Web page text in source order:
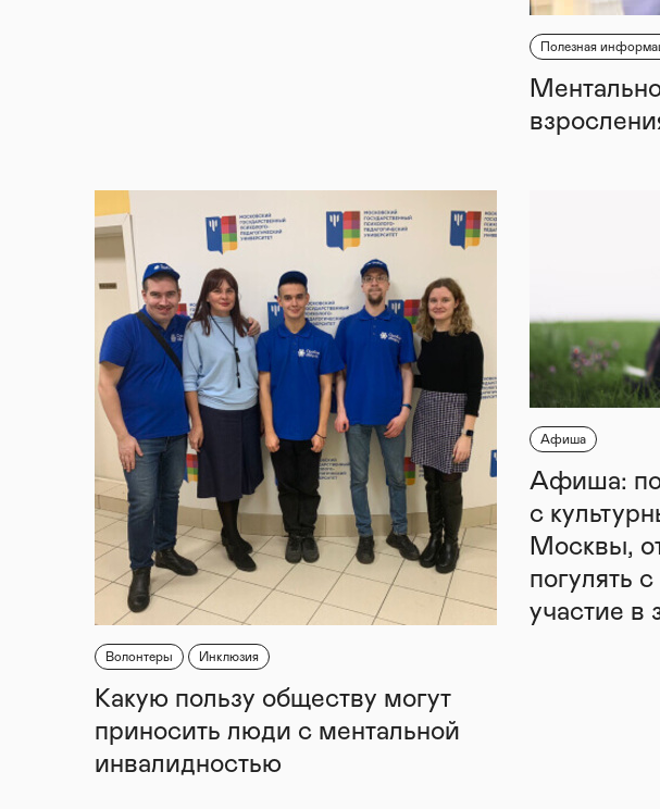
Полезная
Волонтеры Инклюзия
Какую пользу обществу могут
приносить люди с ментальной
инвалидностью
Афиша
Афиша:
с
Москвы,
погулять
участие в